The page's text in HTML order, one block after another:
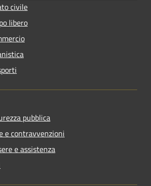
civile
libero
pubblica
e contravvenzioni
e assistenza